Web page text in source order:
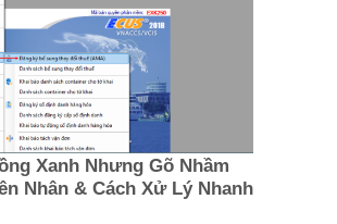
Xanh Nhưng Gõ Nhầm
Nhân & Cách Xử Lý Nhanh